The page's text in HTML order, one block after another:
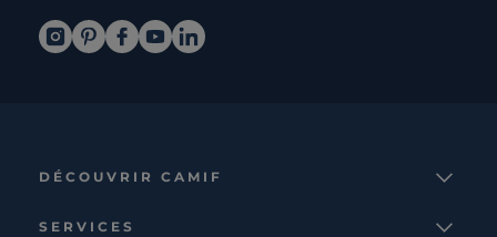
DÉCOUVRIR CAMIF
SERVICES